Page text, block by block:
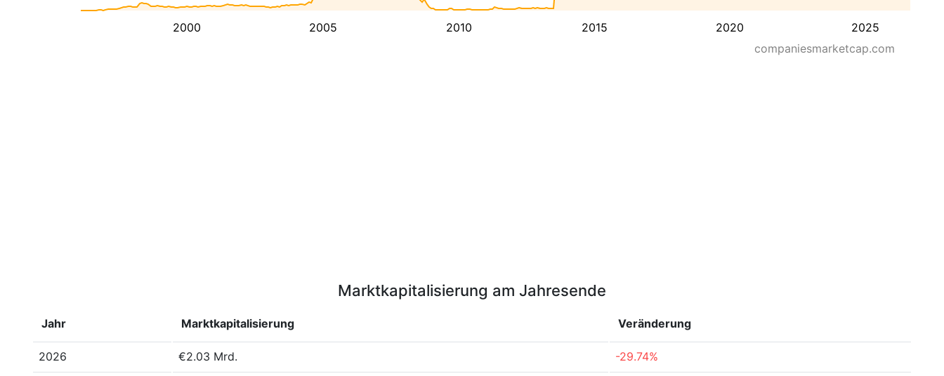
2000 2005 2010 2015 2020 2025
companiesmarketcap.com
Marktkapitalisierung am Jahresende
Jahr Marktkapitalisierung Veränderung
2026 €2.03 Mrd. -29.74%